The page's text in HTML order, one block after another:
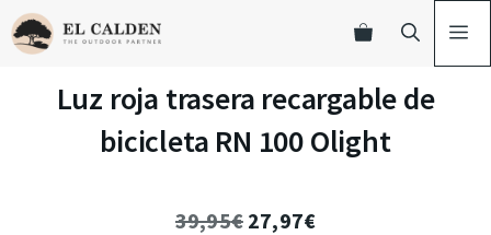
Luz roja trasera recargable de
bicicleta RN 100 Olight
39,95€ 27,97€